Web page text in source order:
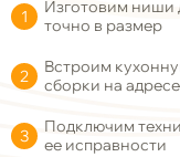
Изготовим ниши
точно в размер
Встроим
сборки на адресе
Подключим
ее исправности